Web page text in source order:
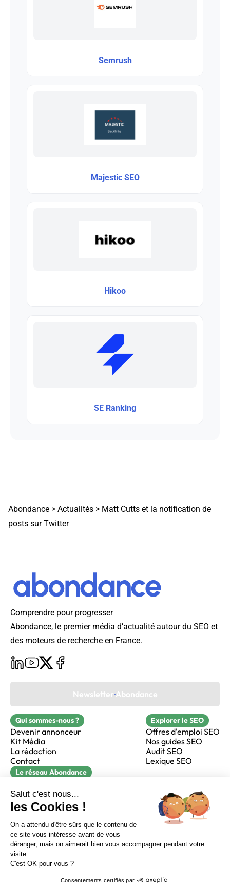
Sur LinkedIn Sur Youtube
Sur X Sur Facebook
Newsletter Abondance
Semrush
Majestic SEO
Hikoo
SE Ranking
Abondance > Actualités > Matt Cutts et la notification de
posts sur Twitter
Comprendre pour progresser
Abondance, le premier média d’actualité autour du SEO et
des moteurs de recherche en France.
Newsletter Abondance
Qui sommes-nous ?
Devenir annonceur
Kit Média
La rédaction
Contact
Explorer le SEO
Offres d'emploi SEO
Nos guides SEO
Audit SEO
Lexique SEO
Le réseau Abondance
Réacteur
alfie formation